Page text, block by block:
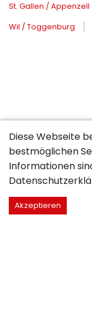
St. Gallen / Appenzell
Wil / Toggenburg
Diese Webseite
bestmöglichen
Informationen
Akzeptieren